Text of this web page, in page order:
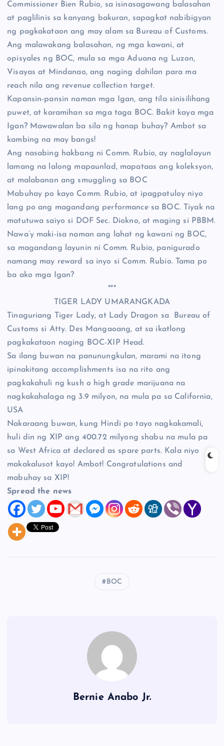
Commissioner Bien Rubio, sa isinasagawang balasahan
at paglilinis sa kanyang bakuran, sapagkat nabibigyan
ng pagkakataon ang may alam sa Bureau of Customs.
Ang malawakang balasahan, ng mga kawani, at
opisyales ng BOC, mula sa mga Aduana ng Luzon,
Visayas at Mindanao, ang naging dahilan para ma
reach nila ang revenue collection target.
Kapansin-pansin naman mga Igan, ang tila sinisilihang
puwet, at karamihan sa mga taga BOC. Bakit kaya mga
Igan? Mawawalan ba sila ng hanap buhay? Ambot sa
kambing na may bangs!
Ang nasabing hakbang ni Comm. Rubio, ay naglalayun
lamang na lalong mapaunlad, mapataas ang koleksyon,
at malabanan ang smuggling sa BOC
Mabuhay po kayo Comm. Rubio, at ipagpatuloy niyo
lang po ang magandang performance sa BOC. Tiyak na
matutuwa saiyo si DOF Sec. Diokno, at maging si PBBM.
Nawa’y maki-isa naman ang lahat ng kawani ng BOC,
sa magandang layunin ni Comm. Rubio, panigurado
namang may reward sa inyo si Comm. Rubio. Tama po
ba ako mga Igan?
***
TIGER LADY UMARANGKADA
Tinaguriang Tiger Lady, at Lady Dragon sa Bureau of
Customs si Atty. Des Mangaoang, at sa ikatlong
pagkakataon naging BOC-XIP Head.
Sa ilang buwan na panunungkulan, marami na itong
ipinakitang accomplishments isa na rito ang
pagkakahuli ng kush o high grade marijuana na
nagkakahalaga ng 3.9 milyon, na mula pa sa California,
USA
Nakaraang buwan, kung Hindi po tayo nagkakamali,
huli din ng XIP ang 400.72 milyong shabu na mula pa
sa West Africa at declared as spare parts. Kala niyo
makakalusot kayo! Ambot! Congratulations and
mabuhay sa XIP!
Spread the news
BOC
Bernie Anabo Jr.